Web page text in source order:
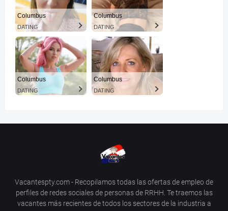
Columbus
DATING
Columbus
DATING
Columbus
DATING
Columbus
DATING
Vacantespty.com - Recopilamos todas las ofertas de empleo de
perfiles de redes sociales de personas de RRHH. Te traemos las
vacantes más recientes de todos los sectores de la industria a